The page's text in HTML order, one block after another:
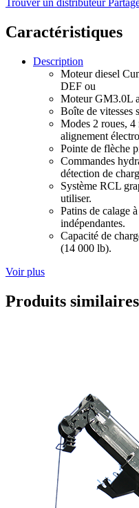
Trouver un distributeur
Caractéristiques
Description
Moteur diesel
DEF ou
Moteur GM3.0L
Boîte de vitesses
Modes 2 roues, 4
alignement
Pointe de flèche
Commandes
détection de
Système RCL
utiliser.
Patins de calage
indépendantes.
Capacité de
(14 000 lb).
Voir plus
Produits similaires